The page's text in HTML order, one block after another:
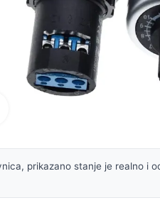
prikazano stanje je realno i